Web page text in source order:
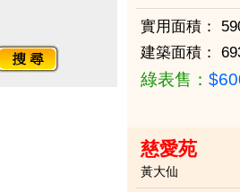
實用面積：
建築面積：
綠表售：
慈愛苑
黃大仙